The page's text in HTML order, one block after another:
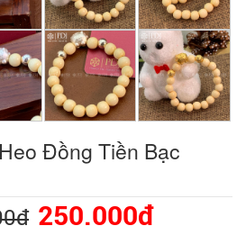
Đồng Tiền Bạc
250.000đ